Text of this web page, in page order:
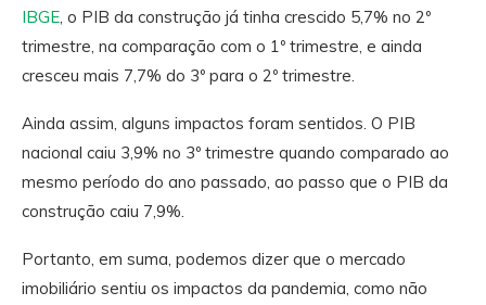
IBGE , o PIB da construção já tinha crescido 5,7% no 2º
trimestre, na comparação com o 1º trimestre, e ainda
cresceu mais 7,7% do 3º para o 2º trimestre.
Ainda assim, alguns impactos foram sentidos. O PIB
nacional caiu 3,9% no 3º trimestre quando comparado ao
mesmo período do ano passado, ao passo que o PIB da
construção caiu 7,9%.
Portanto, em suma, podemos dizer que o mercado
imobiliário sentiu os impactos da pandemia, como não